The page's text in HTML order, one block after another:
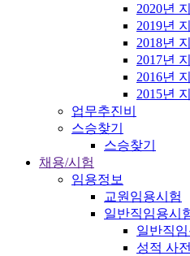
2020년
2019년
2018년
2017년
2016년
2015년
업무추진비
스승찾기
스승찾기
채용/시험
임용정보
교원임용시험
일반직임용시
일반직
성적 사